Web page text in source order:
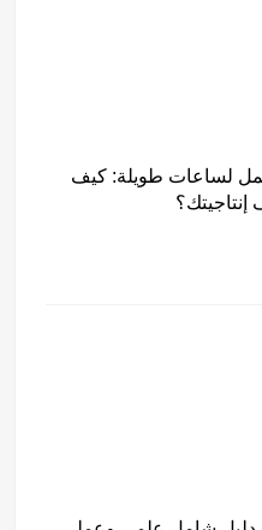
لساعات طويلة: كيف